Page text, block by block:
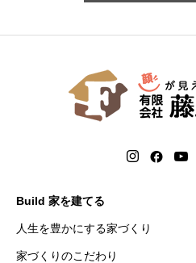
Build 家を建てる
人生を豊かにする家づくり
家づくりのこだわり